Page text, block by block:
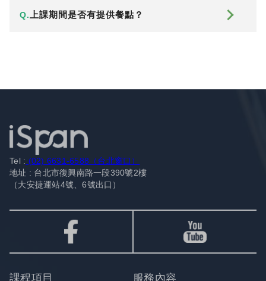
Q. 上課期間是否有提供餐點？
Tel : (02) 6631-6588（台北窗口）
地址 : 台北市復興南路一段390號2樓
（大安捷運站4號、6號出口）
課程項目 服務內容